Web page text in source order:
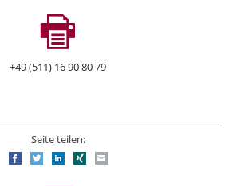
+49 (511) 16 90 80 79
Seite teilen:
FacebookTwitterLinkedIn
Xing